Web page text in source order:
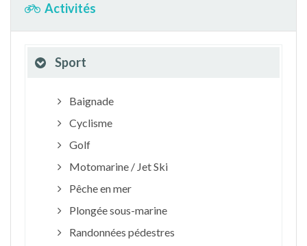
Activités
Sport
Baignade
Cyclisme
Golf
Motomarine / Jet Ski
Pêche en mer
Plongée sous-marine
Randonnées pédestres